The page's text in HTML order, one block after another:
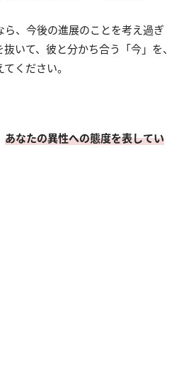
、今後の進展のことを考え過ぎ
いて、彼と分かち合う「今」を、
ください。
あなたの異性への態度を表してい